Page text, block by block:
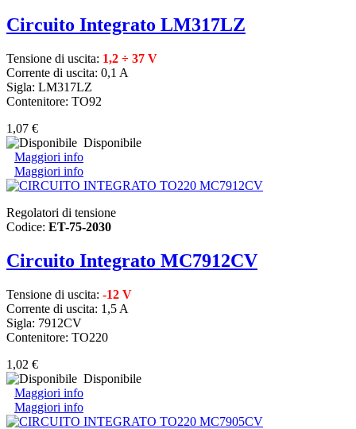
Circuito Integrato LM317LZ
Tensione di uscita: 1,2 ÷ 37 V
Corrente di uscita: 0,1 A
Sigla: LM317LZ
Contenitore: TO92
1,07 €
Disponibile
Maggiori info
Maggiori info
Regolatori di tensione
Codice: ET-75-2030
Circuito Integrato MC7912CV
Tensione di uscita: -12 V
Corrente di uscita: 1,5 A
Sigla: 7912CV
Contenitore: TO220
1,02 €
Disponibile
Maggiori info
Maggiori info